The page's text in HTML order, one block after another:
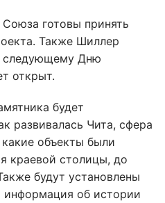
готовы принять
Также Шиллер
следующему Дню
открыт.
будет
развивалась Чита, сфера
объекты были
краевой столицы, до
будут установлены
информация об истории